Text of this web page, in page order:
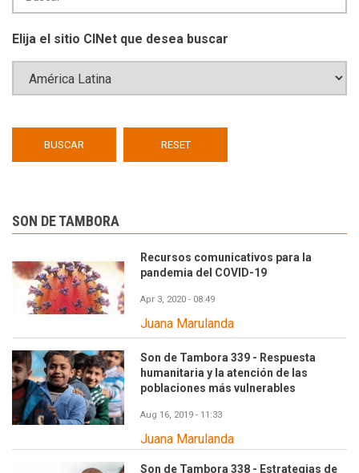
Elija el sitio CINet que desea buscar
SON DE TAMBORA
Recursos comunicativos para la
pandemia del COVID-19
Apr 3, 2020 - 08:49
Juana Marulanda
Son de Tambora 339 - Respuesta
humanitaria y la atención de las
poblaciones más vulnerables
Aug 16, 2019 - 11:33
Juana Marulanda
Son de Tambora 338 - Estrategias de